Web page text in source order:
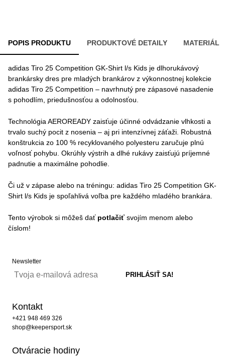
POPIS PRODUKTU PRODUKTOVÉ DETAILY MATERIÁL
adidas Tiro 25 Competition GK-Shirt l/s Kids je dlhorukávový
brankársky dres pre mladých brankárov z výkonnostnej kolekcie
adidas Tiro 25 Competition – navrhnutý pre zápasové nasadenie
s pohodlím, priedušnosťou a odolnosťou.
Technológia AEROREADY zaisťuje účinné odvádzanie vlhkosti a
trvalo suchý pocit z nosenia – aj pri intenzívnej záťaži. Robustná
konštrukcia zo 100 % recyklovaného polyesteru zaručuje plnú
voľnosť pohybu. Okrúhly výstrih a dlhé rukávy zaisťujú príjemné
padnutie a maximálne pohodlie.
Či už v zápase alebo na tréningu: adidas Tiro 25 Competition GK-
Shirt l/s Kids je spoľahlivá voľba pre každého mladého brankára.
Tento výrobok si môžeš dať potlačiť svojím menom alebo
číslom!
Newsletter
Kontakt
+421 948 469 326
shop@keepersport.sk
Otváracie hodiny